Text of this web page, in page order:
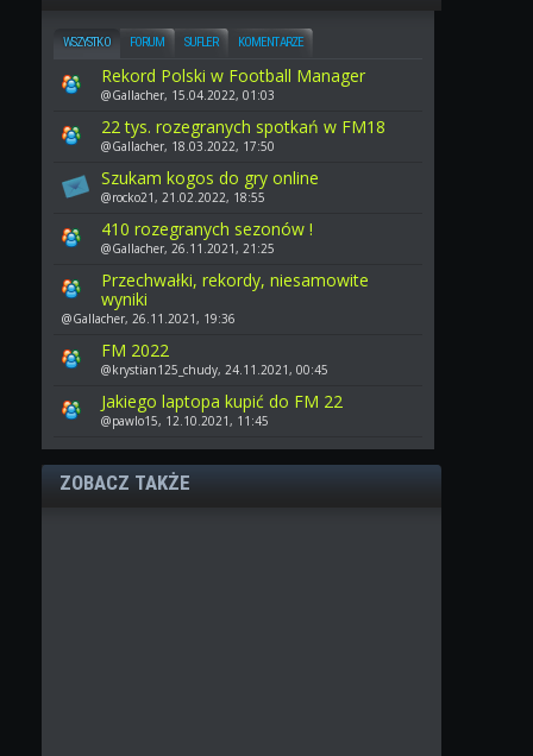
WSZYSTKO FORUM SUFLER KOMENTARZE
Rekord Polski w Football Manager
@Gallacher, 15.04.2022, 01:03
22 tys. rozegranych spotkań w FM18
@Gallacher, 18.03.2022, 17:50
Szukam kogos do gry online
@rocko21, 21.02.2022, 18:55
410 rozegranych sezonów !
@Gallacher, 26.11.2021, 21:25
Przechwałki, rekordy, niesamowite
wyniki
@Gallacher, 26.11.2021, 19:36
FM 2022
@krystian125_chudy, 24.11.2021, 00:45
Jakiego laptopa kupić do FM 22
@pawlo15, 12.10.2021, 11:45
ZOBACZ TAKŻE